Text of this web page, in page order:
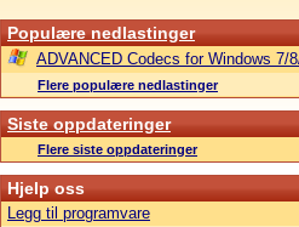
Populære nedlastinger
ADVANCED Codecs for Windows 7/
Flere populære nedlastinger
Siste oppdateringer
Flere siste oppdateringer
Hjelp oss
Legg til programvare